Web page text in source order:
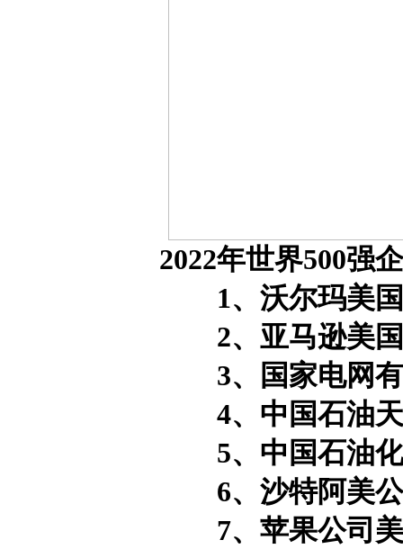
2022年世界500强
1、沃尔玛美国
2、亚马逊美国
3、国家电网有
4、中国石油天
5、中国石油化
6、沙特阿美公
7、苹果公司